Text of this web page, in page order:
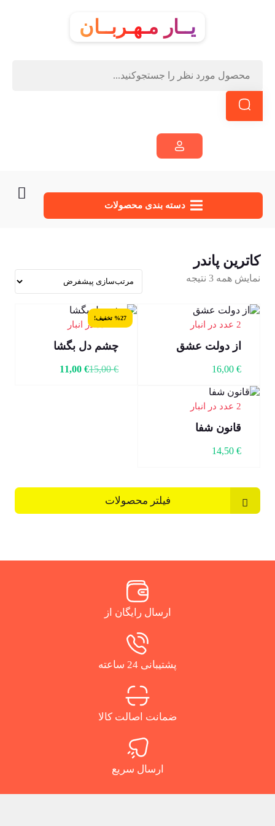
یــار مـهـربــان
دسته‌ بندی محصولات
کاترین پاندر
نمایش همه 3 نتیجه
2 عدد در انبار
از دولت عشق
16,00 €
%27 تخفیف!
چشم دل بگشا
15,00€
11,00€
2 عدد در انبار
قانون شفا
14,50 €
فیلتر محصولات
ارسال رایگان از
پشتیبانی 24 ساعته
ضمانت اصالت کالا
ارسال سریع